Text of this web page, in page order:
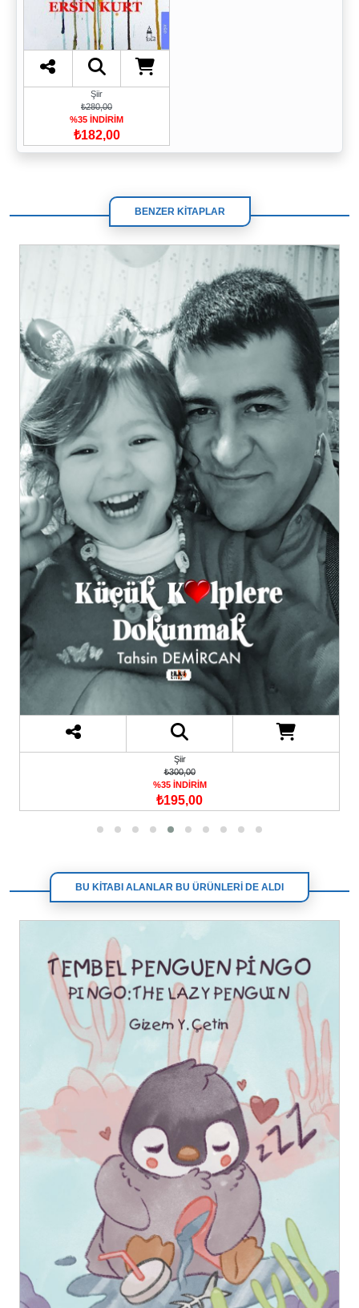
Şiir
₺280,00
%35 İNDİRİM
₺182,00
BENZER KİTAPLAR
Şiir
₺300,00
%35 İNDİRİM
₺195,00
BU KİTABI ALANLAR BU ÜRÜNLERİ DE ALDI